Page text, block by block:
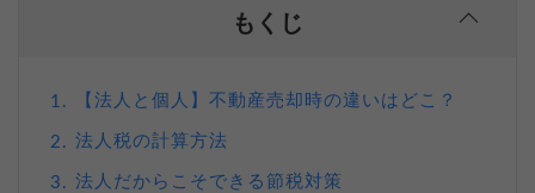
もくじ
1. 【法人と個人】不動産売却時の違いはどこ？
2. 法人税の計算方法
3. 法人だからこそできる節税対策